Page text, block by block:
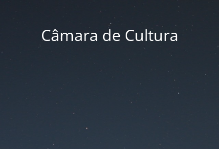
Câmara de Cultura